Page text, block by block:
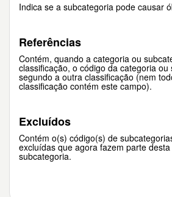
Indica se a subcategoria pode causar
Referências
Contém, quando a categoria ou
classificação, o código da categoria ou
segundo a outra classificação (nem
classificação contém este campo).
Excluídos
Contém o(s) código(s) de
excluídas que agora fazem parte
subcategoria.